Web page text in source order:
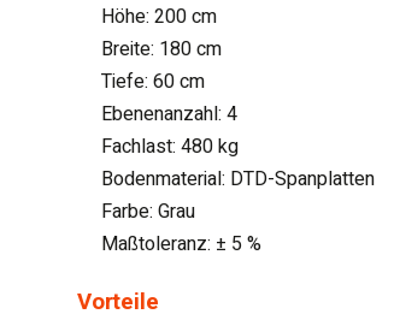
Höhe: 200 cm
Breite: 180 cm
Tiefe: 60 cm
Ebenenanzahl: 4
Fachlast: 480 kg
Bodenmaterial: DTD-Spanplatten
Farbe: Grau
Maßtoleranz: ± 5 %
Vorteile